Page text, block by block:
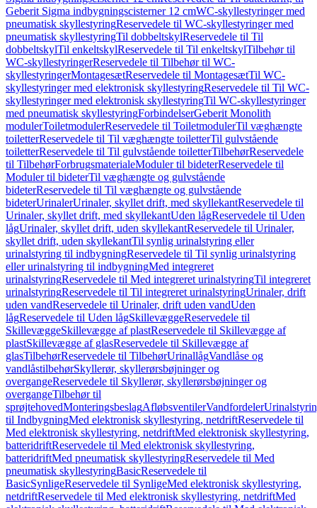
Geberit Sigma indbygningscisterner 12 cmWC-skyllestyringer med
pneumatisk skyllestyringReservedele til WC-skyllestyringer med
pneumatisk skyllestyringTil dobbeltskylReservedele til Til
dobbeltskylTil enkeltskylReservedele til Til enkeltskylTilbehør til
WC-skyllestyringerReservedele til Tilbehør til WC-
skyllestyringerMontagesætReservedele til MontagesætTil WC-
skyllestyringer med elektronisk skyllestyringReservedele til Til WC-
skyllestyringer med elektronisk skyllestyringTil WC-skyllestyringer
med pneumatisk skyllestyringForbindelserGeberit Monolith
modulerToiletmodulerReservedele til ToiletmodulerTil væghængte
toiletterReservedele til Til væghængte toiletterTil gulvstående
toiletterReservedele til Til gulvstående toiletterTilbehørReservedele
til TilbehørForbrugsmaterialeModuler til bideterReservedele til
Moduler til bideterTil væghængte og gulvstående
bideterReservedele til Til væghængte og gulvstående
bideterUrinalerUrinaler, skyllet drift, med skyllekantReservedele til
Urinaler, skyllet drift, med skyllekantUden lågReservedele til Uden
lågUrinaler, skyllet drift, uden skyllekantReservedele til Urinaler,
skyllet drift, uden skyllekantTil synlig urinalstyring eller
urinalstyring til indbygningReservedele til Til synlig urinalstyring
eller urinalstyring til indbygningMed integreret
urinalstyringReservedele til Med integreret urinalstyringTil integreret
urinalstyringReservedele til Til integreret urinalstyringUrinaler, drift
uden vandReservedele til Urinaler, drift uden vandUden
lågReservedele til Uden lågSkillevæggeReservedele til
SkillevæggeSkillevægge af plastReservedele til Skillevægge af
plastSkillevægge af glasReservedele til Skillevægge af
glasTilbehørReservedele til TilbehørUrinallågVandlåse og
vandlåstilbehørSkyllerør, skyllerørsbøjninger og
overgangeReservedele til Skyllerør, skyllerørsbøjninger og
overgangeTilbehør til
sprøjtehovedMonteringsbeslagAfløbsventilerVandfordeler
til IndbygningMed elektronisk skyllestyring, netdriftReservedele til
Med elektronisk skyllestyring, netdriftMed elektronisk skyllestyring,
batteridriftReservedele til Med elektronisk skyllestyring,
batteridriftMed pneumatisk skyllestyringReservedele til Med
pneumatisk skyllestyringBasicReservedele til
BasicSynligeReservedele til SynligeMed elektronisk skyllestyring,
netdriftReservedele til Med elektronisk skyllestyring, netdriftMed